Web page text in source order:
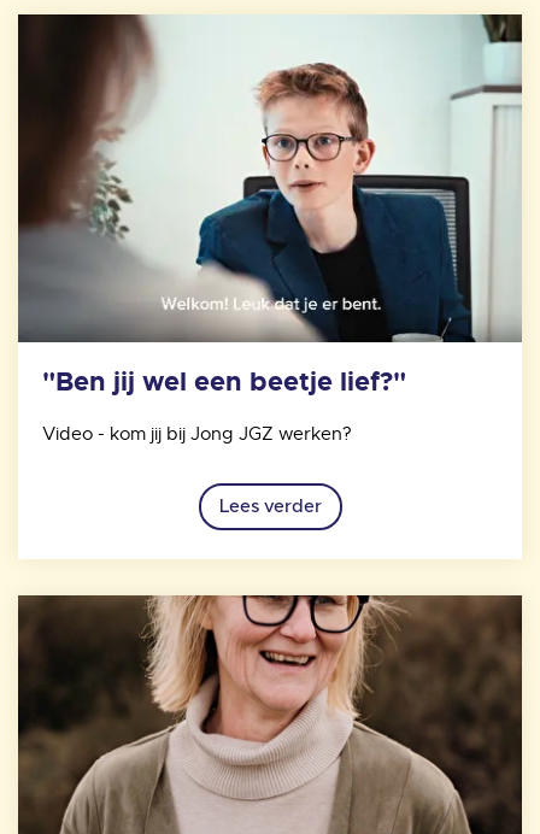
"Ben jij wel een beetje lief?"
Video - kom jij bij Jong JGZ werken?
Lees verder